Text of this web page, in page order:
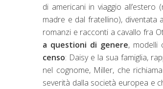
di americani in viaggio
madre e dal fratellino),
romanzi e racconti a cavallo fra
a questioni di genere, modelli
censo: Daisy e la sua famiglia,
nel cognome, Miller, che
severità dalla società europea e